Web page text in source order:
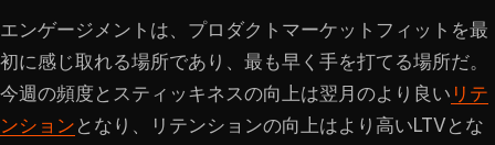
エンゲージメントは、プロダクトマーケットフィットを最
初に感じ取れる場所であり、最も早く手を打てる場所だ。
今週の頻度とスティッキネスの向上は翌月のより良い リテ
ンション となり、リテンションの向上はより高いLTVとな